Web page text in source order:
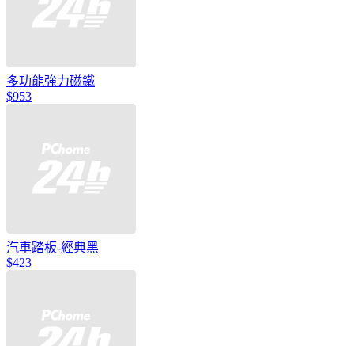
多功能強力磁鐵
$953
汽車踏板-經典黑
$423